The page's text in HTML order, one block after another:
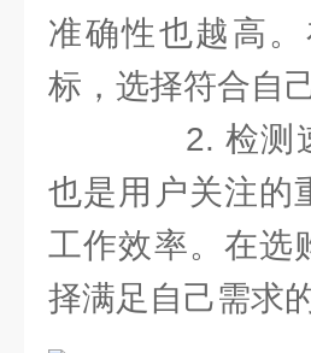
准确性也越高
标，选择符合自
2. 检测速
也是用户关注的
工作效率。在选
择满足自己需求